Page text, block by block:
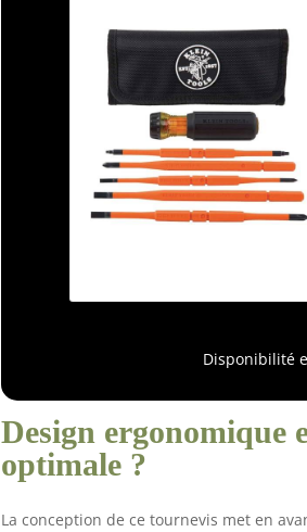
Disponibilité
Design ergonomique
optimale ?
La conception de ce tournevis met en